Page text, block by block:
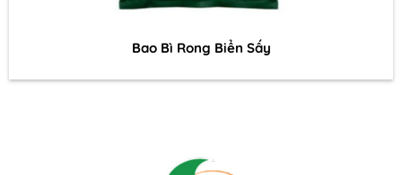
Bao Bì Rong Biển Sấy